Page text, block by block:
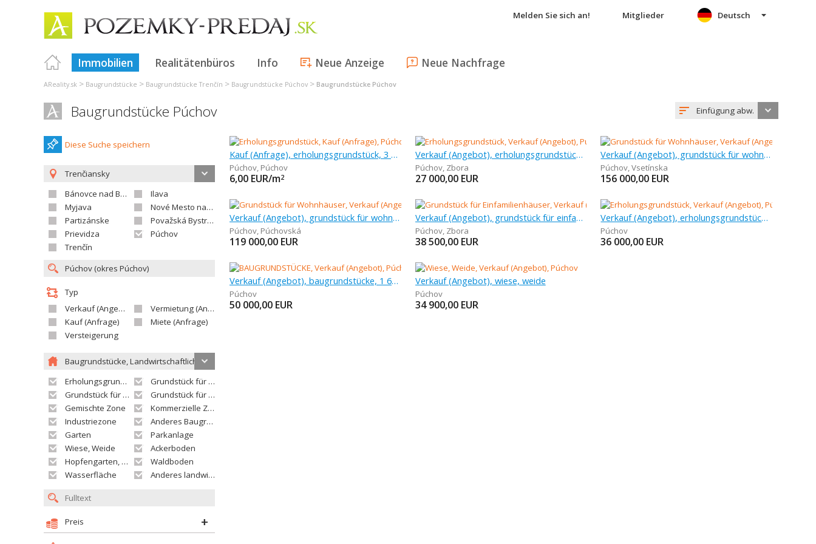
Melden Sie sich an! Mitglieder
Immobilien Realitätenbüros Info Neue Anzeige Neue Nachfrage
Deutsch
AReality.sk > Baugrundstücke > Baugrundstücke Trenčín > Baugrundstücke Púchov > Baugrundstücke Púchov
Baugrundstücke Púchov Einfügung abw.
Diese Suche speichern
Trenčiansky
Bánovce nad Bebravou
Ilava
Myjava
Nové Mesto nad Váhom
Partizánske
Považská Bystrica
Prievidza
Púchov
Trenčín
Typ
Verkauf (Angebot)
Vermietung (Angebot)
Kauf (Anfrage)
Miete (Anfrage)
Versteigerung
Baugrundstücke, Landwirtschaftliche grundstücke
Erholungsgrundstück
Grundstück für Einfamilienhäuser
Grundstück für Wohnhäuser
Grundstück für Versorgungseinrichtungen
Gemischte Zone
Kommerzielle Zone
Industriezone
Anderes Baugrundstück
Garten
Parkanlage
Wiese, Weide
Ackerboden
Hopfengarten, Weingarten
Waldboden
Wasserfläche
Anderes landwirtschaftliches Grundstück
Preis
Kauf (Anfrage), erholungsgrundstück, 3 000 m
Púchov, Púchov
6,00 EUR/m2
Verkauf (Angebot), erholungsgrundstück, 2 399 m
Púchov, Zbora
27 000,00 EUR
Verkauf (Angebot), grundstück für wohnhäuser, 2 281 m
Púchov,Vsetínska
156 000,00 EUR
Verkauf (Angebot), grundstück für wohnhäuser, 3 231 m
Púchov, Púchovská
119 000,00 EUR
Verkauf (Angebot), grundstück für einfamilienhäuser, 1 265 m
Púchov, Zbora
38 500,00 EUR
Verkauf (Angebot), erholungsgrundstück, 594 m
Púchov
36 000,00 EUR
Verkauf (Angebot), baugrundstücke, 1 658 m
Púchov
50 000,00 EUR
Verkauf (Angebot), wiese, weide
Púchov
34 900,00 EUR